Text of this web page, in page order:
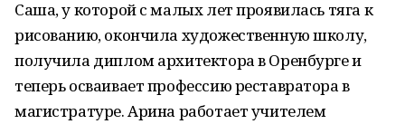
Саша, у которой с малых лет проявилась тяга к
рисованию, окончила художественную школу,
получила диплом архитектора в Оренбурге и
теперь осваивает профессию реставратора в
магистратуре. Арина работает учителем